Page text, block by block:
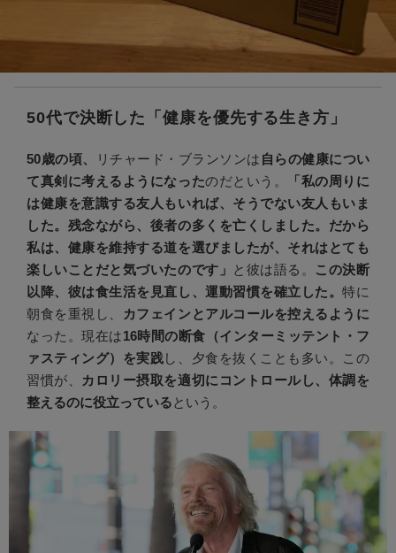
50代で決断した「健康を優先する生き方」
50歳の頃、 リチャード・ブランソンは 自らの健康につい
て真剣に考えるようになったのだという。
「私の周りに
は健康を意識する友人もいれば、そうでない友人もいま
した。残念ながら、後者の多くを亡くしました。だから
私は、健康を維持する道を選びましたが、それはとても
楽しいことだと気づいたのです」 と彼は語る。 この決断
以降、彼は食生活を見直し、運動習慣を確立した。特に
朝食を重視し、
カフェインとアルコールを控えるように
なった。現在は16時間の断食（インターミッテント・フ
ァスティング）を実践し、夕食を抜くことも多い。この
習慣が、
カロリー摂取を適切にコントロールし、体調を
整えるのに役立っているという。